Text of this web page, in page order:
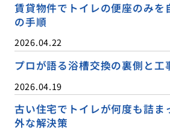
賃貸物件でトイレの便座のみを
の手順
2026.04.22
プロが語る浴槽交換の裏側と工
2026.04.19
古い住宅でトイレが何度も詰ま
外な解決策